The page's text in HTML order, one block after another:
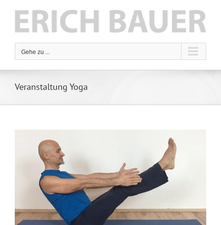
Inhalt
springen
Gehe zu ...
Veranstaltung Yoga